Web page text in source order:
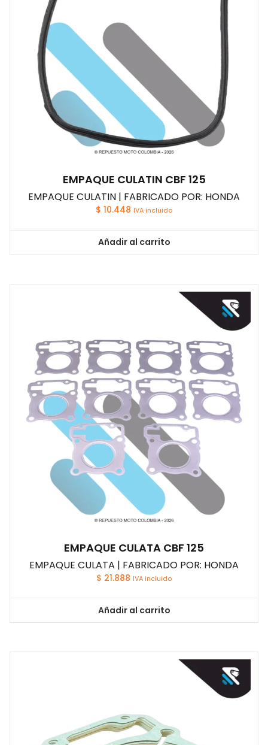
EMPAQUE CULATIN CBF 125
EMPAQUE CULATIN | FABRICADO POR: HONDA
$ 10.448 IVA incluido
Añadir al carrito
EMPAQUE CULATA CBF 125
EMPAQUE CULATA | FABRICADO POR: HONDA
$ 21.888 IVA incluido
Añadir al carrito